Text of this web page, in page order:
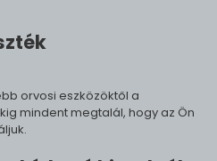
orvosi eszközöktől a
mindent megtalál, hogy az Ön